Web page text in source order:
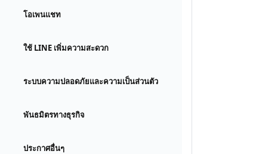
โอเพนแชท
ใช้ LINE เพิ่มความสะดวก
ระบบความปลอดภัยและความเป็นส่วนตัว
พันธมิตรทางธุรกิจ
ประกาศอื่นๆ